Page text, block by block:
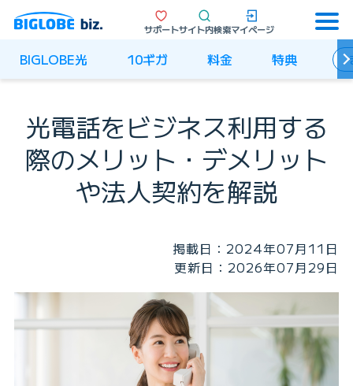
サポートサイト内検索マイページ
BIGLOBE光 10ギガ 料金 特典
光電話をビジネス利用する
際のメリット・デメリット
や法人契約を解説
掲載日：2024年07月11日
更新日：2026年07月29日